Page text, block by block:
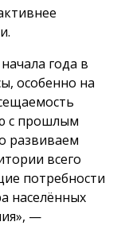
года в
особенно на
с прошлым
развиваем
всего
потребности
населённых
—